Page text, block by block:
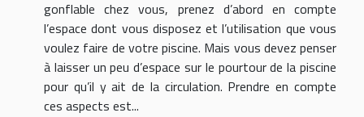
gonflable chez vous, prenez d’abord en compte
l’espace dont vous disposez et l’utilisation que vous
voulez faire de votre piscine. Mais vous devez penser
à laisser un peu d’espace sur le pourtour de la piscine
pour qu’il y ait de la circulation. Prendre en compte
ces aspects est...